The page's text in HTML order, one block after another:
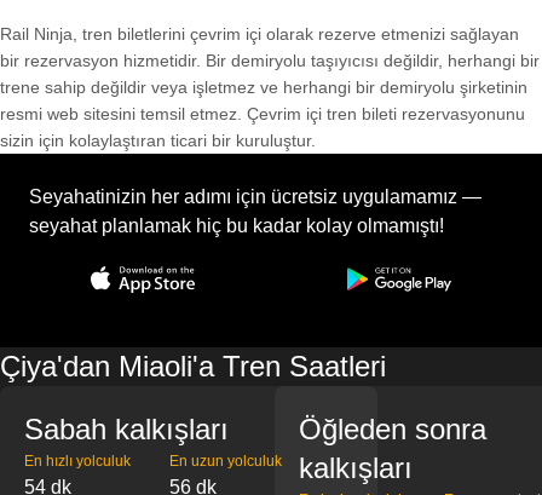
Rail Ninja, tren biletlerini çevrim içi olarak rezerve etmenizi sağlayan
bir rezervasyon hizmetidir. Bir demiryolu taşıyıcısı değildir, herhangi bir
trene sahip değildir veya işletmez ve herhangi bir demiryolu şirketinin
resmi web sitesini temsil etmez. Çevrim içi tren bileti rezervasyonunu
sizin için kolaylaştıran ticari bir kuruluştur.
Seyahatinizin her adımı için ücretsiz uygulamamız —
seyahat planlamak hiç bu kadar kolay olmamıştı!
Çiya'dan Miaoli'a Tren Saatleri
Sabah kalkışları
En hızlı yolculuk
54 dk
En uzun yolculuk
56 dk
Öğleden sonra
kalkışları